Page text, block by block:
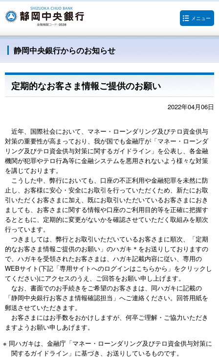
メニュー
静岡中央銀行からのお知らせ
定期的なお客さま情報ご提供のお願い
2022年04月06日
近年、国際社会において、マネー・ローンダリング及びテロ資金供与
対策の重要性が高まっており、我が国でも金融庁が「マネー・ローンダ
リング及びテロ資金供与対策に関するガイドライン」を公表し、各金融
機関が犯罪やテロ行為等に金融システムを悪用されないよう様々な対策
を講じております。
こうした中、弊行においても、口座の不正利用や金融犯罪を未然に防
止し、お客様に安心・安全にお取引を行っていただくため、新たにお取
引いただくお客さまに加え、既にお取引いただいているお客さまにおき
ましても、お客さまに関する情報や口座のご利用目的等を正確に把握す
るとともに、定期的に変更がないかを確認させていただく取組みを順次
行っています。
つきましては、弊行とお取引いただいているお客さまに順次、「定期
的なお客さま情報ご提供のお願い」のハガキ＊をお送りしておりますの
で、ハガキを受領されたお客さまは、ハガキ記載内容に従い、専用の
WEBサイト(下記「専用サイトへのログインはこちらから」をクリックし
てください)にアクセスのうえ、ご回答をお願い申し上げます。
なお、書面でのお手続きをご希望のお客さまは、同ハガキに記載の
「静岡中央銀行お客さま情報確認担当」へご連絡ください。回答用紙を
郵送させていただきます。
お客さまにはお手数をおかけしますが、何卒ご理解・ご協力いただき
ますようお願い申しあげます。
※ 同ハガキは、金融庁「マネー・ローンダリング及びテロ資金供与対策に
関するガイドライン」に基づき、お送りしているものです。